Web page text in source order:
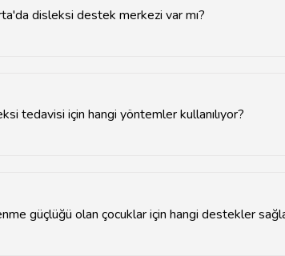
disleksi destek merkezi var mı?
tedavisi için hangi yöntemler kullanılıyor?
güçlüğü olan çocuklar için hangi destekler